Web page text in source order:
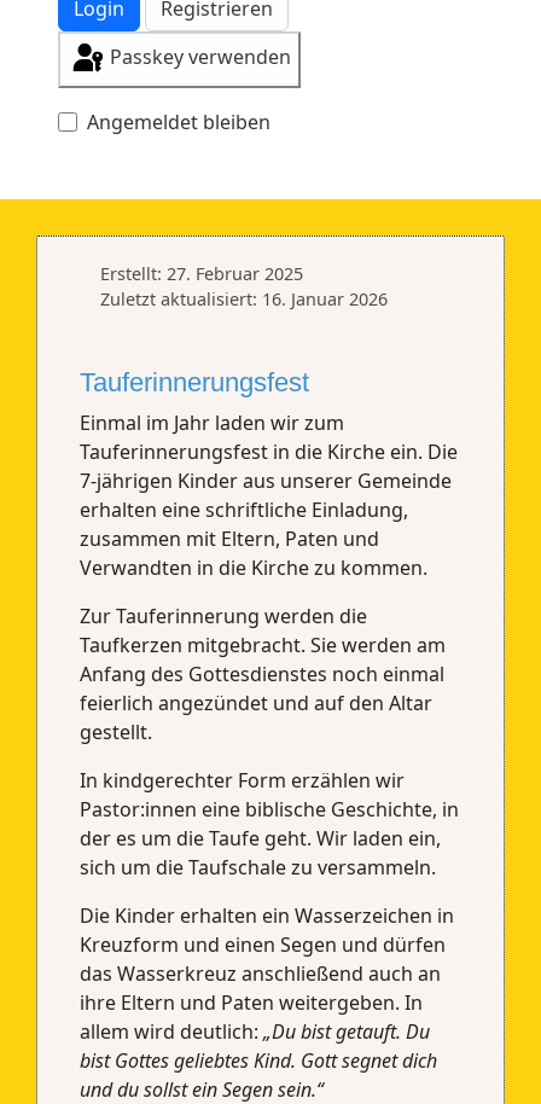
Login
Registrieren
Passkey verwenden
Angemeldet bleiben
Erstellt: 27. Februar 2025
Zuletzt aktualisiert: 16. Januar 2026
Tauferinnerungsfest
Einmal im Jahr laden wir zum
Tauferinnerungsfest in die Kirche ein. Die
7-jährigen Kinder aus unserer Gemeinde
erhalten eine schriftliche Einladung,
zusammen mit Eltern, Paten und
Verwandten in die Kirche zu kommen.
Zur Tauferinnerung werden die
Taufkerzen mitgebracht. Sie werden am
Anfang des Gottesdienstes noch einmal
feierlich angezündet und auf den Altar
gestellt.
In kindgerechter Form erzählen wir
Pastor:innen eine biblische Geschichte, in
der es um die Taufe geht. Wir laden ein,
sich um die Taufschale zu versammeln.
Die Kinder erhalten ein Wasserzeichen in
Kreuzform und einen Segen und dürfen
das Wasserkreuz anschließend auch an
ihre Eltern und Paten weitergeben. In
allem wird deutlich:„Du bist getauft. Du
bist Gottes geliebtes Kind. Gott segnet dich
und du sollst ein Segen sein.“